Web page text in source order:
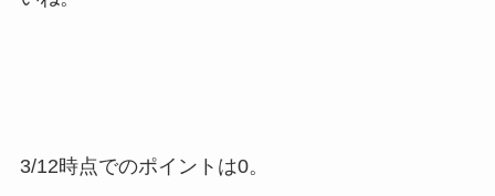
3/12時点でのポイントは0。